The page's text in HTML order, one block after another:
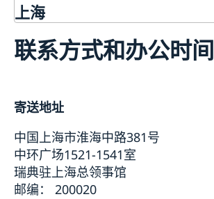
上海
签证和居留许可
签证申请
采访请求
领取居留许可卡
瑞典护照
数据保护政策
空缺职位
联系方式和办公时间
联系方式和办公时间
寄送地址
中国上海市淮海中路381号
中环广场1521-1541室
瑞典驻上海总领事馆
邮编： 200020